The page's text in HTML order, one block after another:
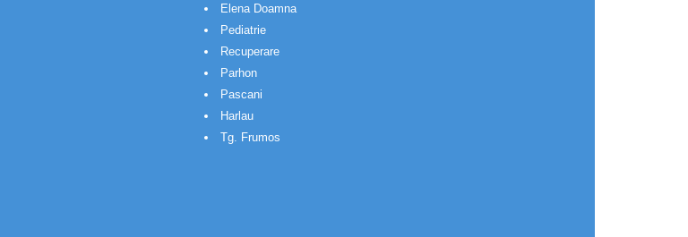
Elena Doamna
Pediatrie
Recuperare
Parhon
Pascani
Harlau
Tg. Frumos